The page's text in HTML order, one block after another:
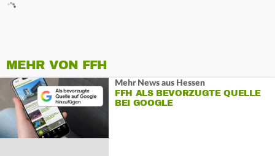
MEHR VON FFH
Mehr News aus Hessen
FFH ALS BEVORZUGTE QUELLE
BEI GOOGLE